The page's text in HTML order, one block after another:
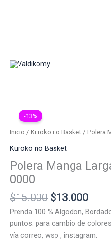
-13%
Inicio / Kuroko no Basket / Polera
Kuroko no Basket
Polera Manga
0000
$15.000 El
precio
original
era:
$13.000El
es:
Prenda 100 % Algodon,
puntos. para cambio de
vía correo, wsp , instagram.